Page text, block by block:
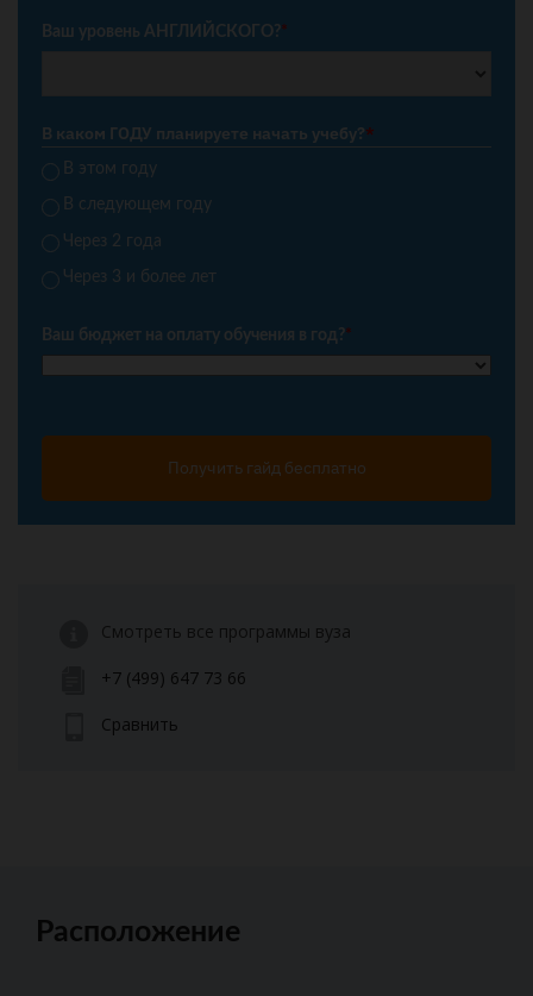
Ваш уровень АНГЛИЙСКОГО?*
В каком ГОДУ планируете начать учебу?*
В этом году
В следующем году
Через 2 года
Через 3 и более лет
Ваш бюджет на оплату обучения в год?*
Получить гайд бесплатно
Смотреть все программы вуза
+7 (499) 647 73 66
Сравнить
Расположение